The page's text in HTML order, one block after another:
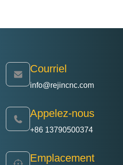
Courriel
info@rejincnc.com
Appelez-nous
+86 13790500374
Emplacement